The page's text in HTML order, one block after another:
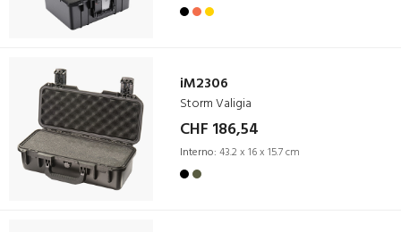
iM2306
Storm Valigia
CHF 186,54
Interno: 43.2 x 16 x 15.7 cm